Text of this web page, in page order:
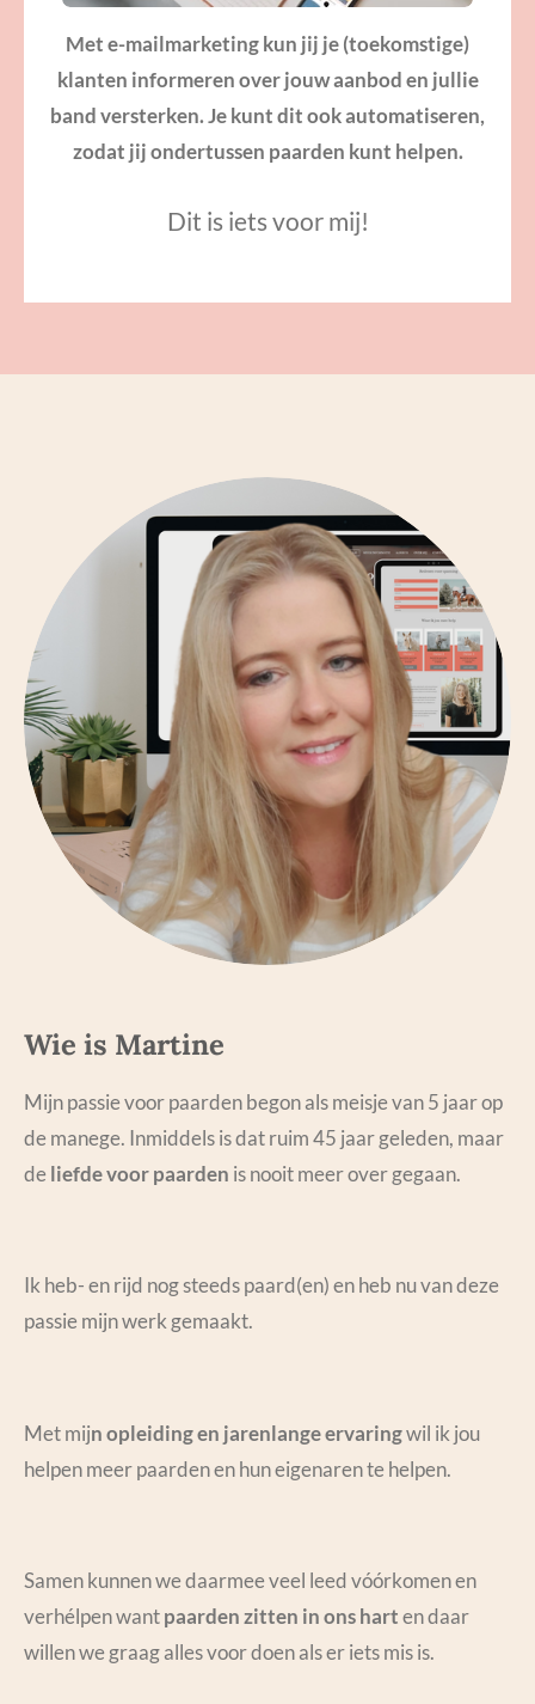
Met e-mailmarketing kun jij je (toekomstige)
klanten informeren over jouw aanbod en jullie
band versterken. Je kunt dit ook automatiseren,
zodat jij ondertussen paarden kunt helpen.
Dit is iets voor mij!
Wie is Martine
Mijn passie voor paarden begon als meisje van 5 jaar op
de manege. Inmiddels is dat ruim 45 jaar geleden, maar
de liefde voor paarden is nooit meer over gegaan.
Ik heb- en rijd nog steeds paard(en) en heb nu van deze
passie mijn werk gemaakt.
Met mijn opleiding en jarenlange ervaringwil ik jou
helpen meer paarden en hun eigenaren te helpen.
Samen kunnen we daarmee veel leed vóórkomen en
verhélpen want paarden zitten in ons hart en daar
willen we graag alles voor doen als er iets mis is.